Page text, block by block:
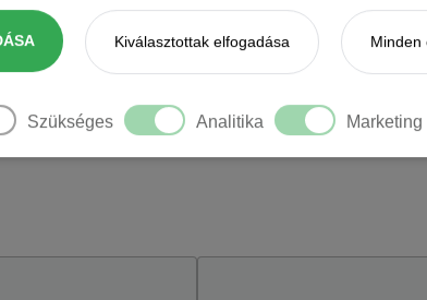
Kiválasztottak elfogadása Minden
Szükséges Analitika Marketing